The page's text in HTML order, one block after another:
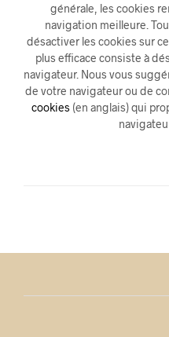
générale, les cookies
navigation meilleure.
désactiver les cookies sur
plus efficace consiste à
navigateur. Nous vous
de votre navigateur ou de
cookies (en anglais) qui